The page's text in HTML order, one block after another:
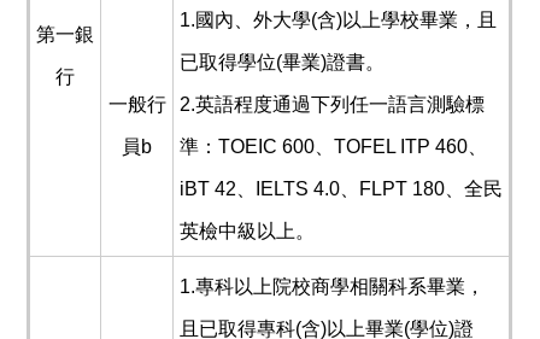
第一銀
行
一般行
員b
1.國內、外大學(含)以上學校畢業，且
已取得學位(畢業)證書。
2.英語程度通過下列任一語言測驗標
準：TOEIC 600、TOFEL ITP 460、
iBT 42、IELTS 4.0、FLPT 180、全民
英檢中級以上。
1.專科以上院校商學相關科系畢業，
且已取得專科(含)以上畢業(學位)證